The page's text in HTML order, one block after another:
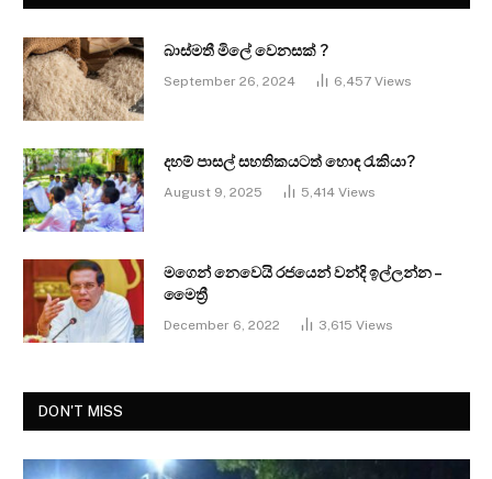
බාස්මතී මිලේ වෙනසක් ?
September 26, 2024 6,457 Views
දහම් පාසල් සහතිකයටත් හොඳ රැකියා?
August 9, 2025 5,414 Views
මගෙන් නෙවෙයි රජයෙන් වන්දි ඉල්ලන්න –
මෛත්‍රී
December 6, 2022 3,615 Views
DON'T MISS